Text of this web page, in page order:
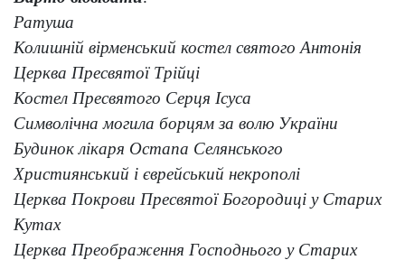
Ратуша
Колишній вірменський костел святого Антонія
Церква Пресвятої Трійці
Костел Пресвятого Серця Ісуса
Символічна могила борцям за волю України
Будинок лікаря Остапа Селянського
Християнський і єврейський некрополі
Церква Покрови Пресвятої Богородиці у Старих
Кутах
Церква Преображення Господнього у Старих